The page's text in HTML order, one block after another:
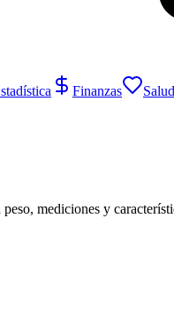
Finanzas Salud
mediciones y